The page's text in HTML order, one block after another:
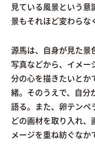
見ている風景という
景もそれほど変わらな
源馬は、自身が見た
写真などから、イメー
分の心を描きたいと
緒。そのうえで、自分
語る。また、卵テンペ
どの画材を取り入れ
メージを重ね紡ぐなか